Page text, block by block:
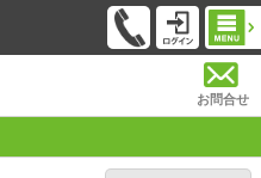
お問合せ